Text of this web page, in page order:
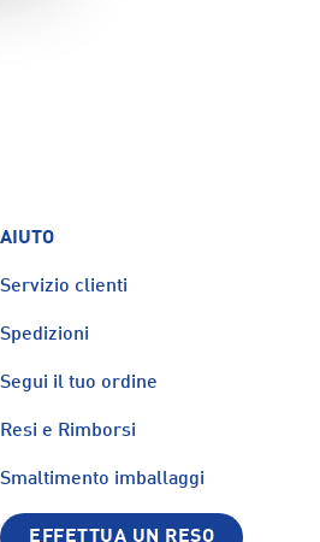
AIUTO
Servizio clienti
Spedizioni
Segui il tuo ordine
Resi e Rimborsi
Smaltimento imballaggi
EFFETTUA UN RESO